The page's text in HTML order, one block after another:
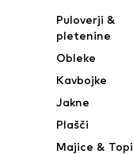
Puloverji &
pletenine
Obleke
Kavbojke
Jakne
Plašči
Majice & Topi